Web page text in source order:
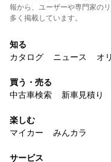
報から、ユーザーや専門家の
多く掲載しています。
知る
カタログ
ニュース オ
買う・売る
中古車検索
新車見積り
楽しむ
マイカー
みんカラ
サービス